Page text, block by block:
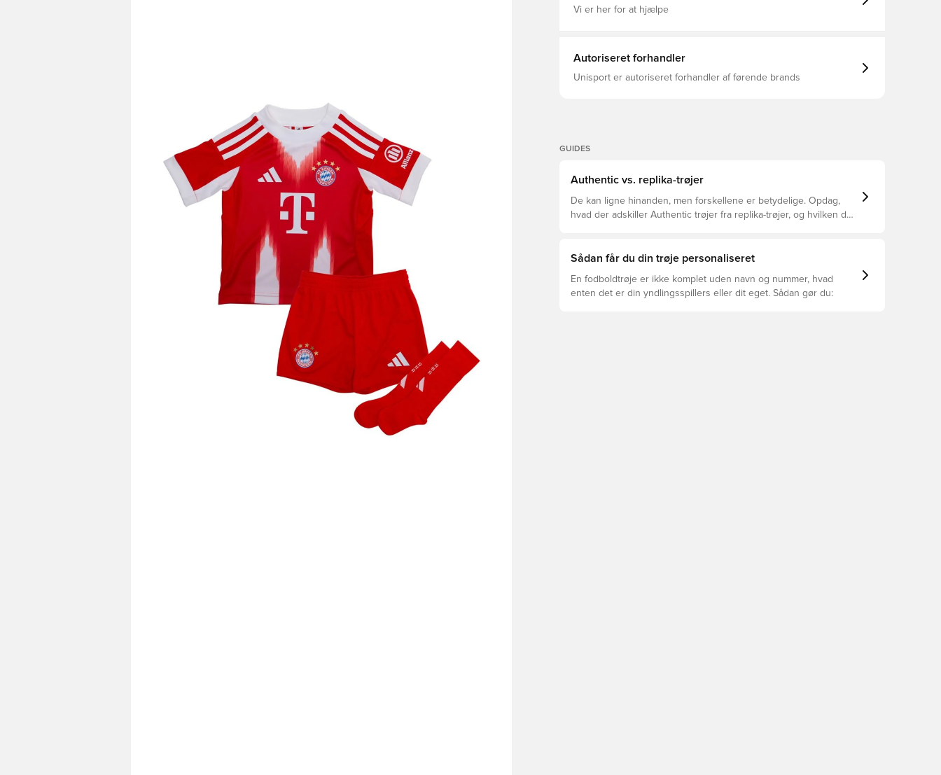
Vi er her for at hjælpe
Autoriseret forhandler
Unisport er autoriseret forhandler af førende brands
GUIDES
Authentic vs. replika-trøjer
De kan ligne hinanden, men forskellene er betydelige. Opdag,
hvad der adskiller Authentic trøjer fra replika-trøjer, og hvilken der
Sådan får du din trøje personaliseret
En fodboldtrøje er ikke komplet uden navn og nummer, hvad
enten det er din yndlingsspillers eller dit eget. Sådan gør du: